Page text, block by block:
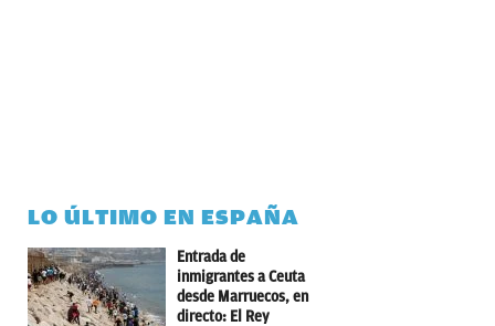
LO ÚLTIMO EN ESPAÑA
Entrada de
inmigrantes a Ceuta
desde Marruecos, en
directo: El Rey